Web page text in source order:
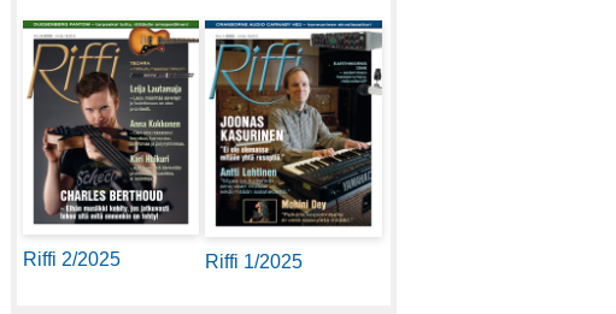
Riffi 2/2025 Riffi 1/2025